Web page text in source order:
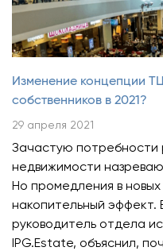
Изменение концепции
собственников в 2021?
29 апреля 2021
Зачастую потребности
недвижимости
Но промедления в
накопительный эффект.
руководитель отдела
IPG.Estate, объяснил,